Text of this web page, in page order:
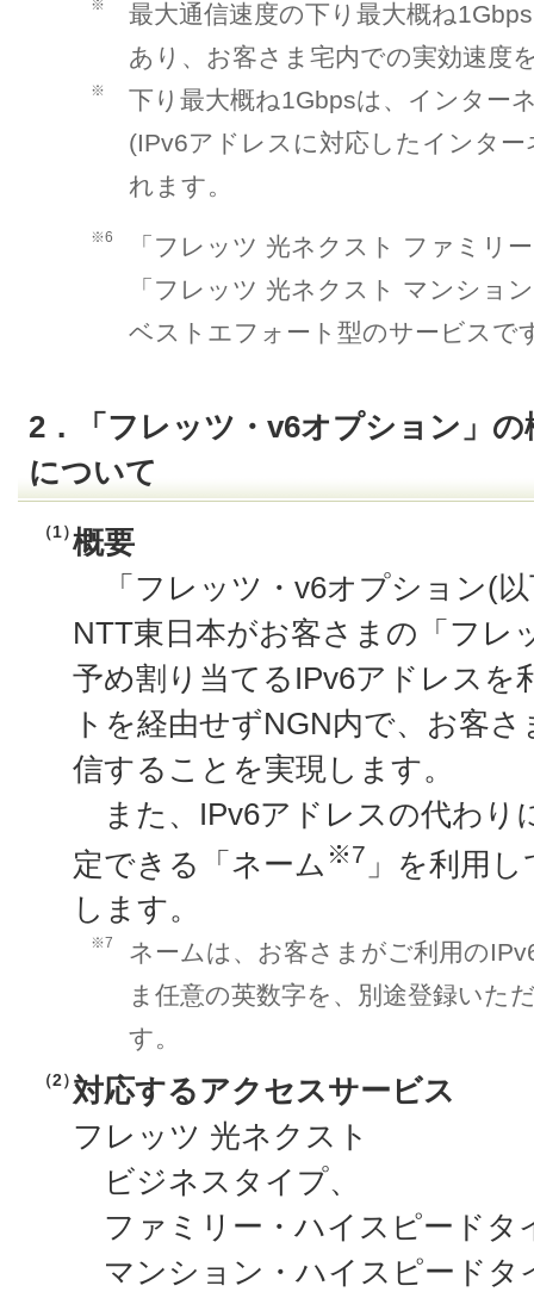
※
最大通信速度の下り最大概ね
あり、お客さま宅内での実効速度
※
下り最大概ね1Gbpsは、インター
(IPv6アドレスに対応したインタ
れます。
※6
「フレッツ 光ネクスト ファミリ
「フレッツ 光ネクスト マンショ
ベストエフォート型のサービスで
2．「フレッツ・v6オプション」
について
（1）概要
「フレッツ・v6オプション(
NTT東日本がお客さまの「フレ
予め割り当てるIPv6アドレスを
トを経由せずNGN内で、お客
信することを実現します。
また、IPv6アドレスの代わり
定できる「ネーム ※7 」を利用
します。
※7
ネームは、お客さまがご利用の
ま任意の英数字を、別途登録いた
す。
（2）対応するアクセスサービス
フレッツ 光ネクスト
ビジネスタイプ、
ファミリー・ハイスピードタ
マンション・ハイスピードタ